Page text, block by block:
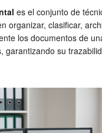
es el conjunto de
organizar, clasificar,
los documentos de
garantizando su